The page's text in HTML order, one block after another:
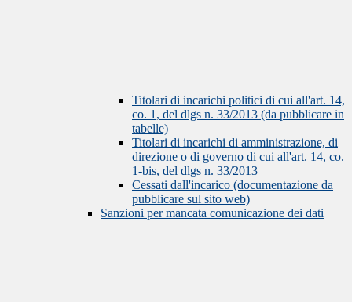
Titolari di incarichi politici di cui all'art. 14,
co. 1, del dlgs n. 33/2013 (da pubblicare in
tabelle)
Titolari di incarichi di amministrazione, di
direzione o di governo di cui all'art. 14, co.
1-bis, del dlgs n. 33/2013
Cessati dall'incarico (documentazione da
pubblicare sul sito web)
Sanzioni per mancata comunicazione dei dati